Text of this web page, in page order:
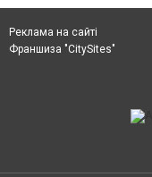
Реклама на сайті
Франшиза "CitySites"